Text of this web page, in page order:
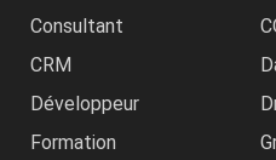
Consultant
CRM
Développeur
Formation